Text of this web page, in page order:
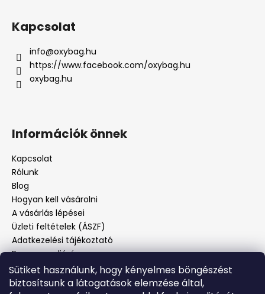
Sütiket használunk, hogy kényelmes böngészést
biztosítsunk a látogatások elemzése által,
Kapcsolat
info@oxybag.hu
https://www.facebook.com/oxybag.hu
oxybag.hu
Információk önnek
Kapcsolat
Rólunk
Blog
Hogyan kell vásárolni
A vásárlás lépései
Üzleti feltételek (ÁSZF)
Adatkezelési tájékoztató
Panaszos eljárás
Panaszjelenté